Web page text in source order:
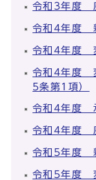
令和3年度
令和4年度
令和4年度
令和4年度
5条第1項）
令和4年度
令和4年度
令和5年度
令和5年度